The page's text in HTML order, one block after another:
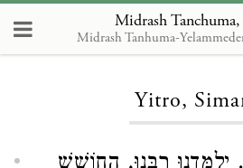
Midrash
Loading...
Yitro,